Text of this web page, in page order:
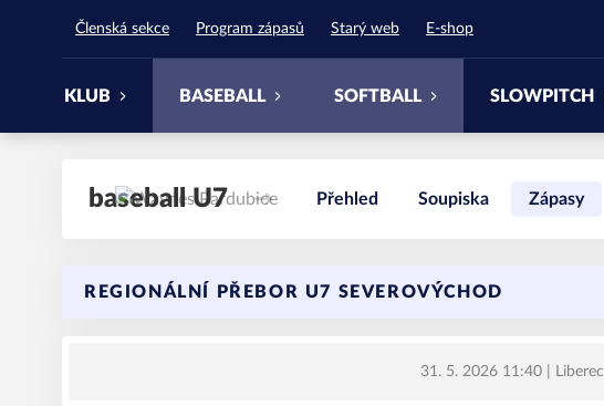
Členská sekce Program zápasů Starý web E-shop
KLUB BASEBALL SOFTBALL SLOWPITCH
baseball U7 Přehled Soupiska Zápasy
REGIONÁLNÍ PŘEBOR U7 SEVEROVÝCHOD
31. 5. 2026 11:40 | Liberec